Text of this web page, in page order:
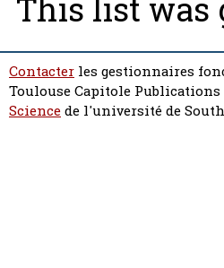
This list was
Contacter les gestionnaires
Toulouse Capitole
Sciencede l'université de